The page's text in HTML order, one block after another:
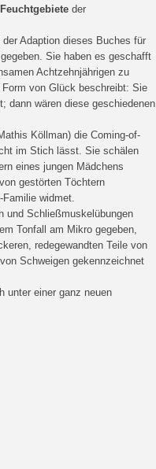
Feuchtgebiete der
Adaption dieses Buches für
Sie haben es geschafft
Achtzehnjährigen zu
von Glück beschreibt: Sie
dann wären diese geschiedenen
Köllman) die Coming-of-
im Stich lässt. Sie schälen
eines jungen Mädchens
gestörten Töchtern
widmet.
und Schließmuskelübungen
Tonfall am Mikro gegeben,
redegewandten Teile von
Schweigen gekennzeichnet
unter einer ganz neuen